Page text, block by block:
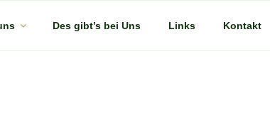
Des gibt’s bei Uns Links Kontakt